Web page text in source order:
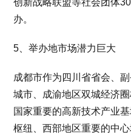
办。
5、举办地市场潜力巨大
成都市作为四川省省会、
城市、成渝地区双城经济
国家重要的高新技术产业
枢纽、西部地区重要的中